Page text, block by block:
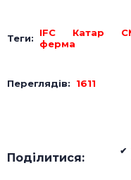
Теги: IFC Катар
ферма
Переглядів: 1611
Поділитися: